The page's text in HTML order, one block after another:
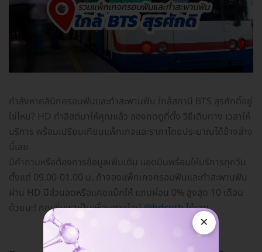
กำลังหาคลินิกครอบฟันและทำสะพานฟัน ใกล้สถานี BTS สุรศักดิ์อยู่
ใช่ไหม? HD ทำลิสต์มาให้คุณแล้ว ลองกดดูที่ตั้ง วิธีเดินทาง เวลาให้
บริการ พร้อมเปรียบเทียบแพ็กเกจและราคาโดยประมาณได้ข้างล่าง
นี้เลย
มีคำถามหรือต้องการข้อมูลเพิ่มเติม แอดมินพร้อมให้บริการทุกวัน
ตั้งแต่ 09.00-01.00 น. ถ้าจองแพ็กเกจครอบฟันและทำสะพานฟัน
ผ่าน HD มีส่วนลดหรือแคชแบ็กให้ แถมผ่อน 0% สูงสุด 10 เดือน
ด้วยนะ! กดเพิ่มเราเป็นเพื่อนทางไลน์@hdcothได้เลย
×